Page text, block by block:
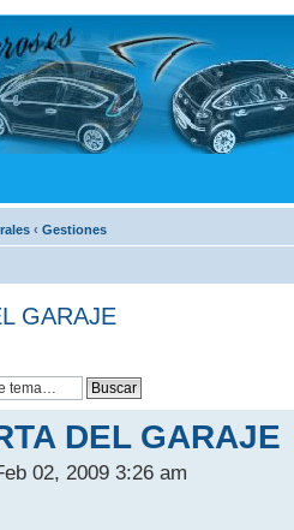
‹ Gestiones
GARAJE
DEL GARAJE
02, 2009 3:26 am